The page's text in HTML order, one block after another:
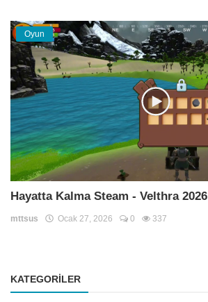
Oyun
Hayatta Kalma Steam - Velthra 2026
mttsus Ocak 27, 2026 0 337
KATEGORILER